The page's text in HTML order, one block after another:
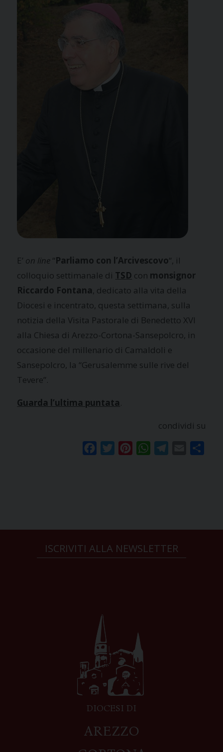
E’ on line “Parliamo con l’Arcivescovo“, il
colloquio settimanale di TSD con monsignor
Riccardo Fontana, dedicato alla vita della
Diocesi e incentrato, questa settimana, sulla
notizia della Visita Pastorale di Benedetto XVI
alla Chiesa di Arezzo-Cortona-Sansepolcro, in
occasione del millenario di Camaldoli e
Sansepolcro, la “Gerusalemme sulle rive del
Tevere”.
Guarda l’ultima puntata.
condividi su
FacebookTwitterPinterestWhatsAppTelegram
Email
ISCRIVITI ALLA NEWSLETTER
DIOCESI DI
AREZZO